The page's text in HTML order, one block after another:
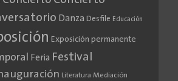
Danza Desfile Educación
Exposición permanente
Feria Festival
Literatura Mediación